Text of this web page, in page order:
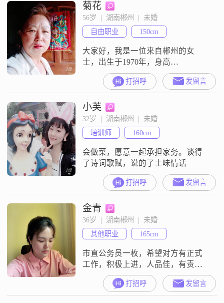
人，最好是比较细心的但不要太死
板，墨守陈规的。具有幽默感，可
以和我大笑，“发神经”的。因为我总
是可以找到很多的小乐趣和笑点。
是个很放肆的开心果、另外也希望
和我志同道合，这
菊花
56岁  |  湖南郴州  |  未婚
自由职业
150cm
大家好，我是一位来自郴州的女
士，出生于1970年，身高
150cm##3002##虽然我的学历是高中
及以下，但我一直保持着乐观积极
的生活态度##3002##我性格开朗，
总是爱笑，善于与人相处，非常随
和##3002##我相信，善良和真诚是
人与人之间最基本的桥梁##3002##
在生活中，我特别注重情感交流，
富有同理心，能很好
打招呼 发留言
小芙
32岁  |  湖南郴州  |  未婚
培训师
160cm
会做菜，愿意一起承担家务。谈得
了诗词歌赋，说的了土味情话
打招呼 发留言
金青
36岁  |  湖南郴州  |  未婚
其他职业
165cm
市直公务员一枚，希望对方有正式
工作，积极上进，人品佳，有责任
心，三观正##3002##从小家教严
格，希望对方感情经历不复杂，未
婚，离异者一律勿扰！对方看起来
打招呼 发留言